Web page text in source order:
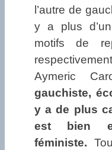
l’autre de
y a plus
motifs de
Aymeric
gauchiste,
y a de plus
est bien
féministe.